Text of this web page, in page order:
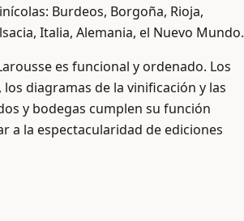
Burdeos, Borgoña, Rioja,
Italia, Alemania, el Nuevo Mundo.
es funcional y ordenado. Los
diagramas de la vinificación y las
y bodegas cumplen su función
a la espectacularidad de ediciones